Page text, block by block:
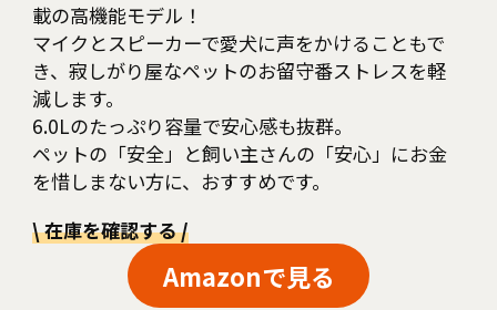
載の高機能モデル！
マイクとスピーカーで愛犬に声をかけることもで
き、寂しがり屋なペットのお留守番ストレスを軽
減します。
6.0Lのたっぷり容量で安心感も抜群。
ペットの「安全」と飼い主さんの「安心」にお金
を惜しまない方に、おすすめです。
\在庫を確認する/
Amazonで見る